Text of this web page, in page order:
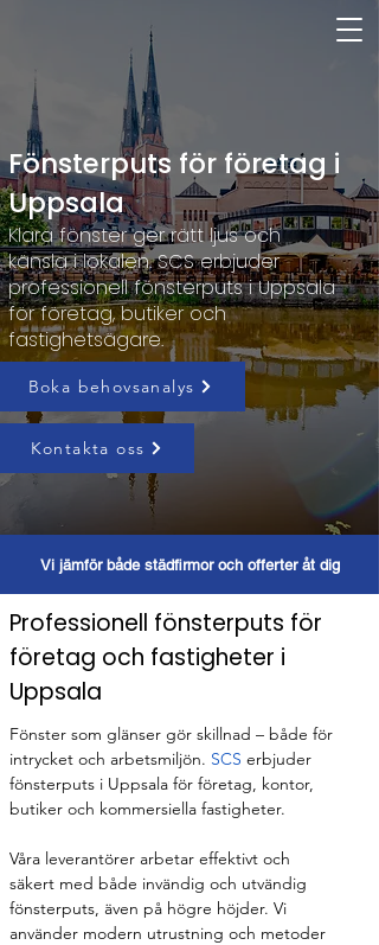
Fönsterputs för företag i
Uppsala
Klara fönster ger rätt ljus och
känsla i lokalen. SCS erbjuder
professionell fönsterputs i Uppsala
för företag, butiker och
fastighetsägare.
Boka behovsanalys
Kontakta oss
Vi jämför både städfirmor och offerter åt dig
Professionell fönsterputs för
företag och fastigheter i
Uppsala
Fönster som glänser gör skillnad – både för
intrycket och arbetsmiljön. SCS erbjuder
fönsterputs i Uppsala för företag, kontor,
butiker och kommersiella fastigheter.
Våra leverantörer arbetar effektivt och
säkert med både invändig och utvändig
fönsterputs, även på högre höjder. Vi
använder modern utrustning och metoder